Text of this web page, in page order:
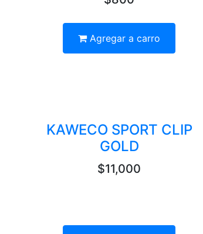
Agregar a carro
KAWECO SPORT CLIP
GOLD
$11,000